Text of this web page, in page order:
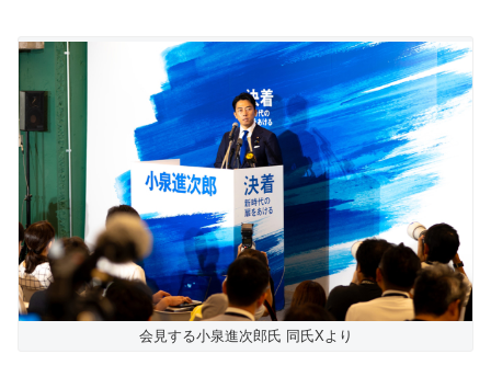
会見する小泉進次郎氏 同氏Xより